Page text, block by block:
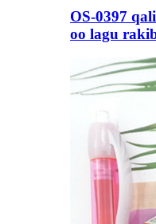
OS-0397
oo lagu